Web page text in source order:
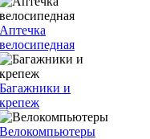
Аптечка
велосипедная
Багажники и
крепеж
Велокомпьютеры